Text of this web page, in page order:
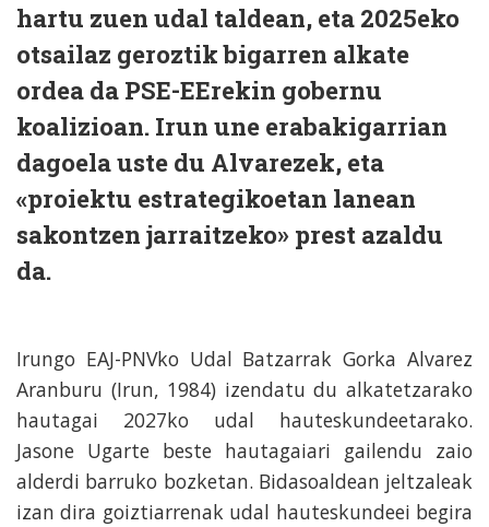
hartu zuen udal taldean, eta 2025eko
otsailaz geroztik bigarren alkate
ordea da PSE-EErekin gobernu
koalizioan. Irun une erabakigarrian
dagoela uste du Alvarezek, eta
«proiektu estrategikoetan lanean
sakontzen jarraitzeko» prest azaldu
da.
Irungo EAJ-PNVko Udal Batzarrak Gorka Alvarez
Aranburu (Irun, 1984) izendatu du alkatetzarako
hautagai 2027ko udal hauteskundeetarako.
Jasone Ugarte beste hautagaiari gailendu zaio
alderdi barruko bozketan. Bidasoaldean jeltzaleak
izan dira goiztiarrenak udal hauteskundeei begira